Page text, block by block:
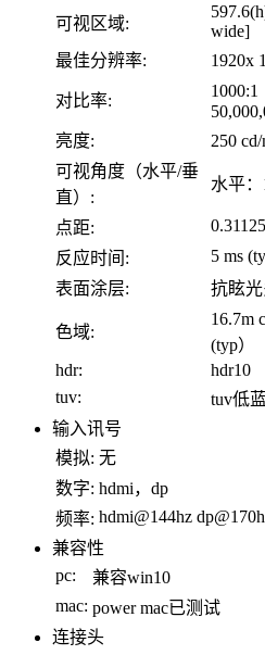
可视区域:
wide]
最佳分辨率:
1920x
对比率:
亮度:
250
可视角度（水平/垂
直）:
水平
点距:
反应时间:
5 ms
表面涂层:
抗眩
色域:
16.7m
(typ）
hdr:
hdr10
tuv:
tuv低
输入讯号
模拟: 无
数字: hdmi，dp
频率: hdmi@144hz
兼容性
pc:
兼容win10
mac: power mac已测试
连接头